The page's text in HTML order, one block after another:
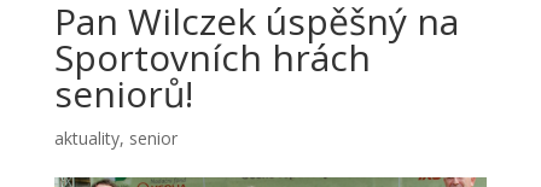
Pan Wilczek úspěšný na
Sportovních hrách
seniorů!
aktuality, senior